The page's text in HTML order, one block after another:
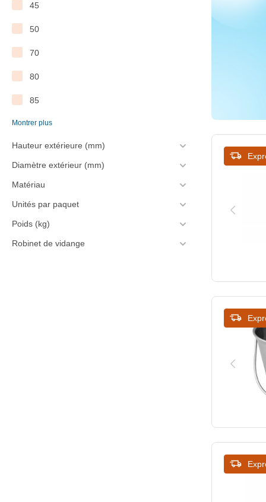
90
93
95
100
102
115
118
120
45
50
70
80
85
90
95
102
114
Montrer plus
Hauteur extérieure (mm)
Diamètre extérieur (mm)
Matériau
Unités par paquet
Poids (kg)
Robinet de vidange